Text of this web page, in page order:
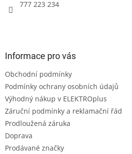
777 223 234
Informace pro vás
Obchodní podmínky
Podmínky ochrany osobních údajů
Výhodný nákup v ELEKTROplus
Záruční podmínky a reklamační řád
Prodloužená záruka
Doprava
Prodávané značky